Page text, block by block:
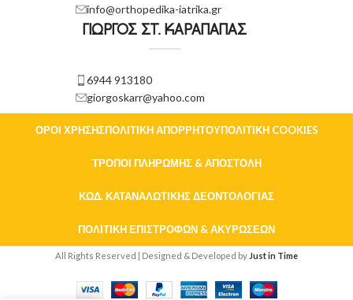
info@orthopedika-iatrika.gr
ΓΙΩΡΓΟΣ ΣΤ. ΚΑΡΑΠΑΠΑΣ
6944 913180
giorgoskarr@yahoo.com
ΌΡΟΙ ΧΡΉΣΗΣΠΟΛΙΤΙΚΉ ΑΠΟΡΡΉΤΟΥΠΟΛΙΤΙΚΉ COOKIES
ΤΡΌΠΟΙ ΠΛΗΡΩΜΉΣ & ΑΠΟΣΤΟΛΉ
ΚΏΔ. ΚΑΤΑΝΑΛΩΤΙΚΉΣ ΔΕΟΝΤΟΛΟΓΊΑΣ
ΠΟΛΙΤΙΚΉ ΕΠΙΣΤΡΟΦΏΝ & ΑΚΥΡΏΣΕΩΝ
All Rights Reserved | Designed & Developed by Just in Time